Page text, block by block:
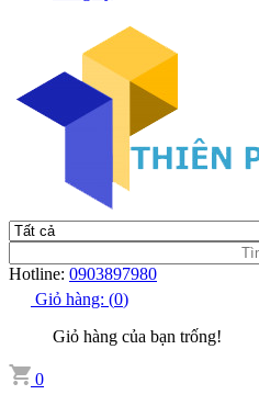
Hotline: 0903897980
Giỏ hàng: (0)
Giỏ hàng của bạn trống!
0